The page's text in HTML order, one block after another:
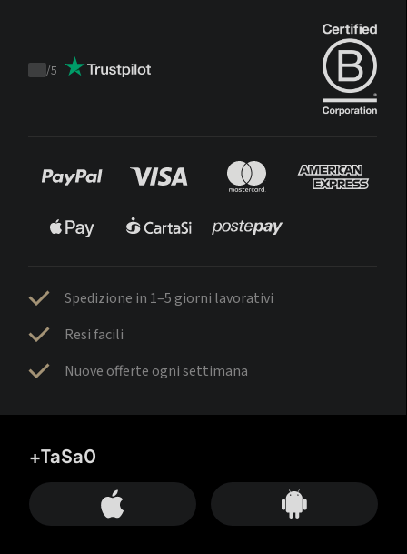
Trustpilot
/5
Spedizione in 1–5 giorni lavorativi
Resi facili
Nuove offerte ogni settimana
+TaSa0